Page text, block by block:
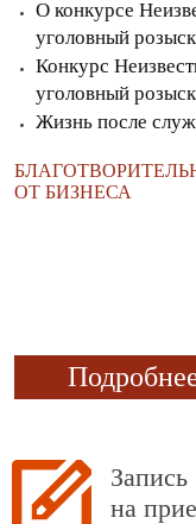
О конкурсе
уголовный розыск
Конкурс
уголовный розыск
Жизнь после
ОТ БИЗНЕСА
Запись
на